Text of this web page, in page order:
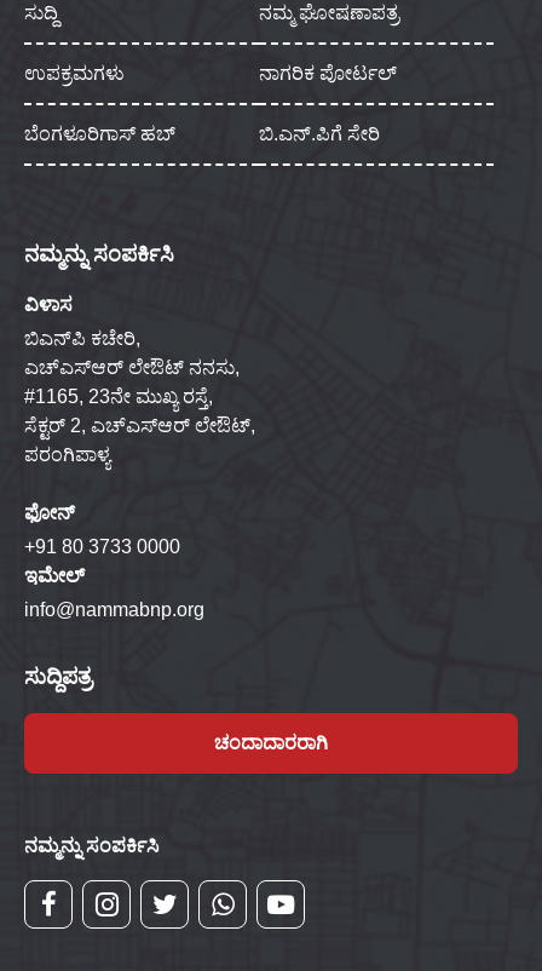
ಸುದ್ದಿ ನಮ್ಮ ಘೋಷಣಾಪತ್ರ
ಉಪಕ್ರಮಗಳು ನಾಗರಿಕ ಪೋರ್ಟಲ್
ಬೆಂಗಳೂರಿಗಾಸ್ ಹಬ್ ಬಿ.ಎನ್.ಪಿಗೆ ಸೇರಿ
ನಮ್ಮನ್ನು ಸಂಪರ್ಕಿಸಿ
ವಿಳಾಸ
ಬಿಎನ್‌ಪಿ ಕಚೇರಿ,
ಎಚ್‌ಎಸ್‌ಆರ್ ಲೇಔಟ್ ನನಸು,
#1165, 23ನೇ ಮುಖ್ಯ ರಸ್ತೆ,
ಸೆಕ್ಟರ್ 2, ಎಚ್‌ಎಸ್‌ಆರ್ ಲೇಔಟ್,
ಪರಂಗಿಪಾಳ್ಯ
ಫೋನ್
+91 80 3733 0000
ಇಮೇಲ್
info@nammabnp.org
ಸುದ್ದಿಪತ್ರ
ಚಂದಾದಾರರಾಗಿ
ನಮ್ಮನ್ನು ಸಂಪರ್ಕಿಸಿ